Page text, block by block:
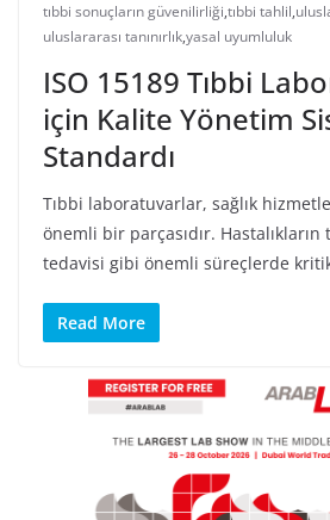
tıbbi sonuçların güvenilirliği,tıbbi tahlil,
uluslararası tanınırlık,yasal uyumluluk
ISO 15189 Tıbbi
için Kalite Yönetim
Standardı
Tıbbi laboratuvarlar, sağlık
önemli bir parçasıdır.
tedavisi gibi önemli süreçlerde
Read More